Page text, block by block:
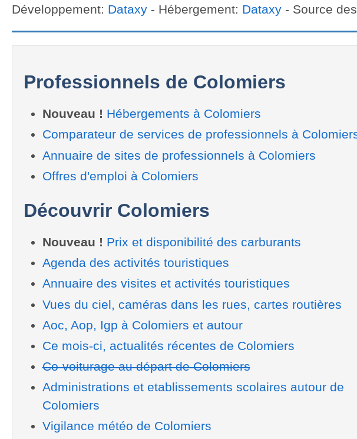
Développement: Dataxy - Hébergement: Dataxy - Source
Professionnels de Colomiers
Nouveau ! Hébergements à Colomiers
Comparateur de services de professionnels à
Annuaire de sites de professionnels à Colomiers
Offres d'emploi à Colomiers
Découvrir Colomiers
Nouveau ! Prix et disponibilité des carburants
Agenda des activités touristiques
Annuaire des visites et activités touristiques
Vues du ciel, caméras dans les rues, cartes routières
Aoc, Aop, Igp à Colomiers et autour
Ce mois-ci, actualités récentes de Colomiers
Co-voiturage au départ de Colomiers
Administrations et etablissements scolaires autour de
Colomiers
Vigilance météo de Colomiers